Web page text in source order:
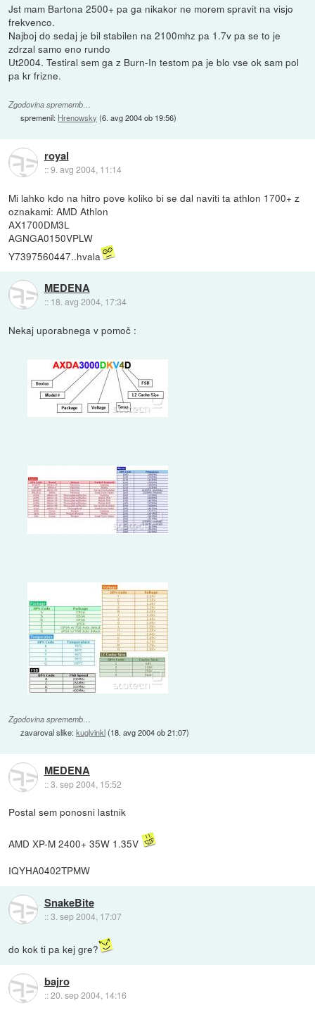
Jst mam Bartona 2500+ pa ga nikakor ne morem spravit na visjo
frekvenco.
Najboj do sedaj je bil stabilen na 2100mhz pa 1.7v pa se to je
zdrzal samo eno rundo
Ut2004. Testiral sem ga z Burn-In testom pa je blo vse ok sam pol
pa kr frizne.
Zgodovina sprememb…
spremenil: Hrenowsky (6. avg 2004 ob 19:56)
royal
::9. avg 2004, 11:14
Mi lahko kdo na hitro pove koliko bi se dal naviti ta athlon 1700+ z
oznakami: AMD Athlon
AX1700DM3L
AGNGA0150VPLW
Y7397560447..hvala
MEDENA
:: 18. avg 2004, 17:34
Nekaj uporabnega v pomoč :
Zgodovina sprememb…
zavaroval slike:kuglvinkl(18. avg 2004 ob 21:07)
MEDENA
::3. sep 2004, 15:52
Postal sem ponosni lastnik
AMD XP-M 2400+ 35W 1.35V
IQYHA0402TPMW
SnakeBite
::3. sep 2004, 17:07
do kok ti pa kej gre?
bajro
::20. sep 2004, 14:16